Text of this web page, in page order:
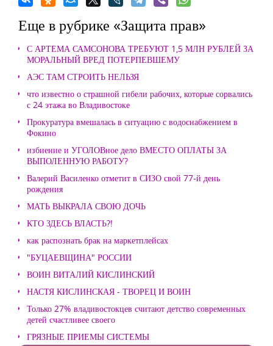
Еще в рубрике «Защита прав»
С АРТЕМА САМСОНОВА ТРЕБУЮТ 1,5 МЛН РУБЛЕЙ ЗА
МОРАЛЬНЫЙ ВРЕД ПОТЕРПЕВШЕМУ
АЭС ТАМ СТРОИТЬ НЕЛЬЗЯ
что известно о страшной гибели рабочих, которые сорвались
с 24 этажа во Владивостоке
Прокуратура вмешалась в ситуацию с водоснабжением в
Фокино
избиение и УГОЛОВное дело ВМЕСТО ОПЛАТЫ ЗА
ВЫПОЛЕННУЮ РАБОТУ?
Валерий Василенко отметит в СИЗО свой 77-й день
рождения
МАТЬ ВЫКРАЛА СВОЮ ДОЧЬ
КТО ЗДЕСЬ ВЛАСТЬ?!
как распознать брак на маркетплейсах
"БУЦАЕВЩИНА" РОССИИ
ВОИН ВИТАЛИЙ КИСЛИНСКИЙ
НАСТЯ КИСЛИНСКАЯ - ТВОРЕЦ И ВОИН
Только 27% владивостокцев считают детство современных
детей счастливее своего
ГРЯЗНЫЕ ПРИЕМЫ СИСТЕМЫ